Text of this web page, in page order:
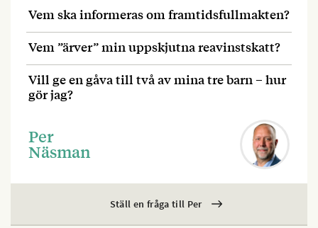
Vem ska informeras om framtidsfullmakten?
Vem ”ärver” min uppskjutna reavinstskatt?
Vill ge en gåva till två av mina tre barn – hur
gör jag?
Per
Näsman
Ställ en fråga till Per